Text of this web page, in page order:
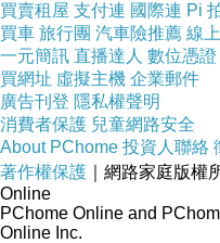
《狀況排除》最佳導演
短片《狀況排除》拿
當晚的一個驚喜，早
刻意黑白的處理，手
題材聯結父子關係，
作驥《忠仔》、《黑
作品的『蔡爸』蔡明
兵兒子衝突的抗議父
盾，得到最佳男配角獎
買賣租屋 支付連 國際連 Pi
買車 旅行團 汽車險推薦 線
一元簡訊 直播達人 數位憑證
買網址 虛擬主機 企業郵件
廣告刊登 隱私權聲明
消費者保護 兒童網路安全
About PChome 投資人聯絡
著作權保護 ｜網路家庭版權
Online
PChome Online and
Online Inc.